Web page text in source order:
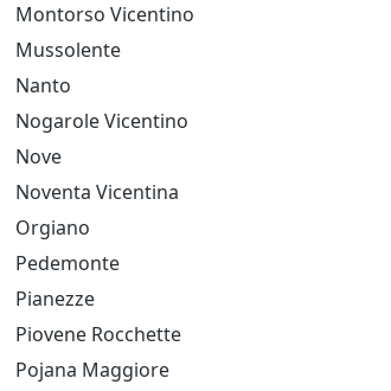
Montorso Vicentino
Mussolente
Nanto
Nogarole Vicentino
Nove
Noventa Vicentina
Orgiano
Pedemonte
Pianezze
Piovene Rocchette
Pojana Maggiore